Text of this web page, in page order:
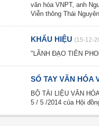
văn hóa VNPT, anh
Viễn thông Thái
KHẨU HIỆU (15-12-
"LÃNH ĐẠO TIÊN
SỔ TAY VĂN HÓA
BỘ TÀI LIỆU VĂN
5 / 5 /2014 của Hội